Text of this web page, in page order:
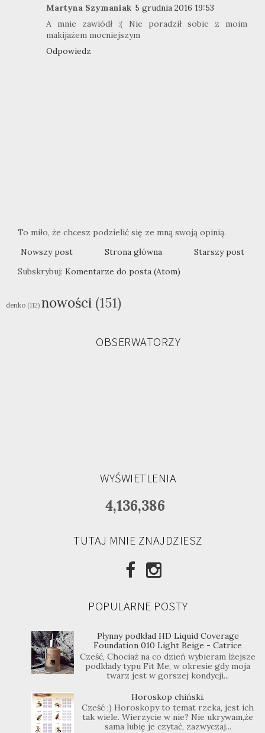
Martyna Szymaniak 5 grudnia 2016 19:53
A mnie zawiódł :( Nie poradził sobie z moim
makijażem mocniejszym
Odpowiedz
To miło, że chcesz podzielić się ze mną swoją opinią.
Nowszy post
Starszy post
Strona główna
Subskrybuj: Komentarze do posta (Atom)
denko (112) nowości (151)
OBSERWATORZY
WYŚWIETLENIA
4,136,386
TUTAJ MNIE ZNAJDZIESZ
POPULARNE POSTY
Płynny podkład HD Liquid Coverage
Foundation 010 Light Beige - Catrice
Cześć, Chociaż na co dzień wybieram lżejsze
podkłady typu Fit Me, w okresie gdy moja
twarz jest w gorszej kondycji...
Horoskop chiński.
Cześć ;) Horoskopy to temat rzeka, jest ich
tak wiele. Wierzycie w nie? Nie ukrywam,że
sama lubię je czytać, zazwyczaj...